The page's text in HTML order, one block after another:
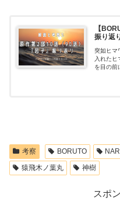
【
振り返
突如ヒマ
入れたヒ
を目の前
たそれ
考察 BORUTO
猿飛木ノ葉丸
神樹
スポ